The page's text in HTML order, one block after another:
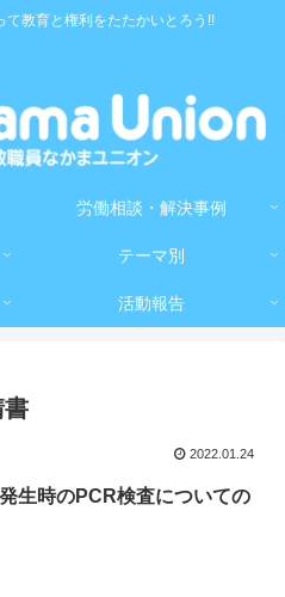
教育と権利をたたかいとろう!!
労働相談・解決事例
テーマ別
活動報告
書
2022.01.24
生時のPCR検査についての